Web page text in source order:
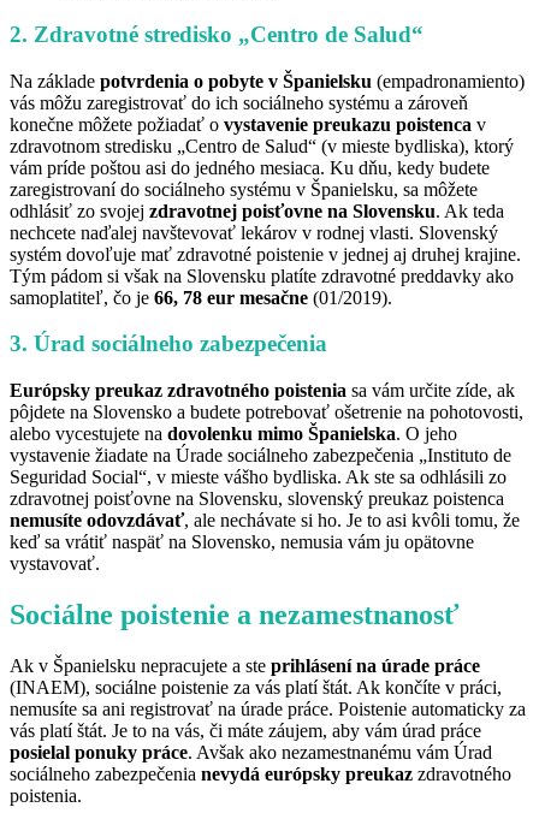
2. Zdravotné stredisko „Centro de Salud“
Na základe potvrdenia o pobyte v Španielsku (empadronamiento)
vás môžu zaregistrovať do ich sociálneho systému a zároveň
konečne môžete požiadať o vystavenie preukazu poistenca v
zdravotnom stredisku „Centro de Salud“ (v mieste bydliska), ktorý
vám príde poštou asi do jedného mesiaca. Ku dňu, kedy budete
zaregistrovaní do sociálneho systému v Španielsku, sa môžete
odhlásiť zo svojej zdravotnej poisťovne na Slovensku. Ak teda
nechcete naďalej navštevovať lekárov v rodnej vlasti. Slovenský
systém dovoľuje mať zdravotné poistenie v jednej aj druhej krajine.
Tým pádom si však na Slovensku platíte zdravotné preddavky ako
samoplatiteľ, čo je 66, 78 eur mesačne (01/2019).
3. Úrad sociálneho zabezpečenia
Európsky preukaz zdravotného poistenia sa vám určite zíde, ak
pôjdete na Slovensko a budete potrebovať ošetrenie na pohotovosti,
alebo vycestujete na dovolenku mimo Španielska. O jeho
vystavenie žiadate na Úrade sociálneho zabezpečenia „Instituto de
Seguridad Social“, v mieste vášho bydliska. Ak ste sa odhlásili zo
zdravotnej poisťovne na Slovensku, slovenský preukaz poistenca
nemusíte odovzdávať, ale nechávate si ho. Je to asi kvôli tomu, že
keď sa vrátiť naspäť na Slovensko, nemusia vám ju opätovne
vystavovať.
Sociálne poistenie a nezamestnanosť
Ak v Španielsku nepracujete a ste prihlásení na úrade práce
(INAEM), sociálne poistenie za vás platí štát. Ak končíte v práci,
nemusíte sa ani registrovať na úrade práce. Poistenie automaticky za
vás platí štát. Je to na vás, či máte záujem, aby vám úrad práce
posielal ponuky práce. Avšak ako nezamestnanému vám Úrad
sociálneho zabezpečenia nevydá európsky preukaz zdravotného
poistenia.